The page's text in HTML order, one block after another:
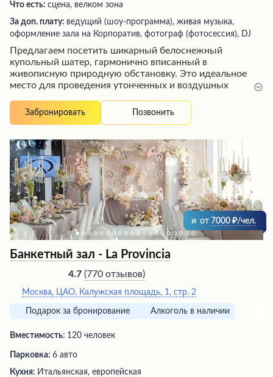
Что есть: сцена, велком зона
За доп. плату: ведущий (шоу-программа), живая музыка,
оформление зала на Корпоратив, фотограф (фотосессия), DJ
Предлагаем посетить шикарный белоснежный
купольный шатер, гармонично вписанный в
живописную природную обстановку. Это идеальное
место для проведения утонченных и воздушных
банкетная площадка с зонами для фуршета и
церемонии вмещает до ста гостей. Все условия для
присутствуют на высшем уровне, что подтверждают
многочисленные положительные отзывы гостей о
качестве обслуживания. Атмосфера романтики и
изыска гарантирована в этом великолепном шатре.
Забронировать Позвонить
и от 7000 /чел.
Банкетный зал - La Provincia
4.7 (770 отзывов)
Москва, ЦАО, Калужская площадь, 1, стр. 2
Подарок за бронирование Алкоголь в наличии
Вместимость: 120 человек
Парковка: 6 авто
Кухня: Итальянская, европейская